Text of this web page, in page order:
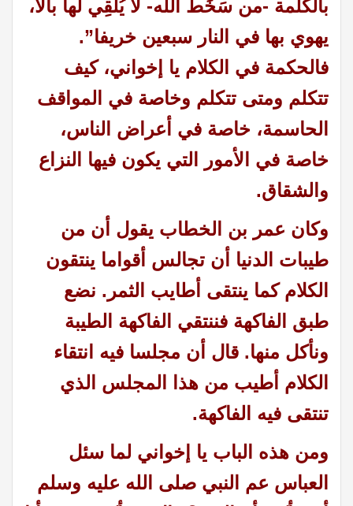
بالكلمة -من سَخَط الله- لا يُلْقِي لها بالاً،
يهوي بها في النار سبعين خريفا”.
فالحكمة في الكلام يا إخواني، كيف
تتكلم ومتى تتكلم وخاصة في المواقف
الحاسمة، خاصة في أعراض الناس،
خاصة في الأمور التي يكون فيها النزاع
والشقاق.
وكان عمر بن الخطاب يقول أن من
طيبات الدنيا أن تجالس أقواما ينتقون
الكلام كما ينتقى أطايب الثمر. نضع
طبق الفاكهة فننتقي الفاكهة الطيبة
ونأكل منها. قال أن مجلسا فيه انتقاء
الكلام أطيب من هذا المجلس الذي
تنتقى فيه الفاكهة.
ومن هذه الباب يا إخواني لما سئل
العباس عم النبي صلى الله عليه وسلم